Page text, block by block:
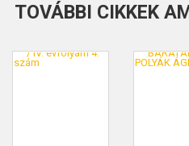
TOVÁBBI CIKKEK